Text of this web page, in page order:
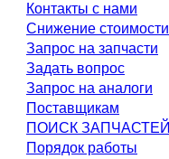
Контакты с нами
Снижение стоимости
Запрос на запчасти
Задать вопрос
Запрос на аналоги
Поставщикам
ПОИСК ЗАПЧАСТЕЙ
Порядок работы